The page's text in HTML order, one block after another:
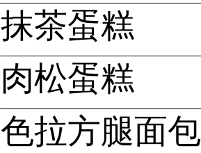
抹茶蛋糕
肉松蛋糕
色拉方腿面包